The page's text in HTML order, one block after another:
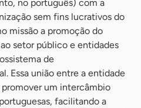
no português) com a
sem fins lucrativos do
missão a promoção do
setor público e entidades
de
Essa união entre a entidade
promover um intercâmbio
facilitando a